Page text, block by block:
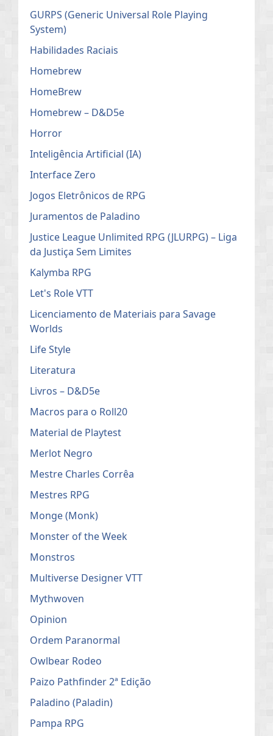
GURPS (Generic Universal Role Playing
System)
Habilidades Raciais
Homebrew
HomeBrew
Homebrew – D&D5e
Horror
Inteligência Artificial (IA)
Interface Zero
Jogos Eletrônicos de RPG
Juramentos de Paladino
Justice League Unlimited RPG (JLURPG) – Liga
da Justiça Sem Limites
Kalymba RPG
Let's Role VTT
Licenciamento de Materiais para Savage
Worlds
Life Style
Literatura
Livros – D&D5e
Macros para o Roll20
Material de Playtest
Merlot Negro
Mestre Charles Corrêa
Mestres RPG
Monge (Monk)
Monster of the Week
Monstros
Multiverse Designer VTT
Mythwoven
Opinion
Ordem Paranormal
Owlbear Rodeo
Paizo Pathfinder 2ª Edição
Paladino (Paladin)
Pampa RPG